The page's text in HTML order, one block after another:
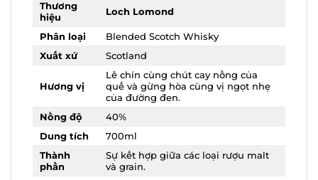
hiệu
Phân loại
quế và gừng hòa cùng vị ngọt nhẹ
của đường đen.
Dung tích
Thành
phần
và grain.
Màu sắc
Vàng óng ánh